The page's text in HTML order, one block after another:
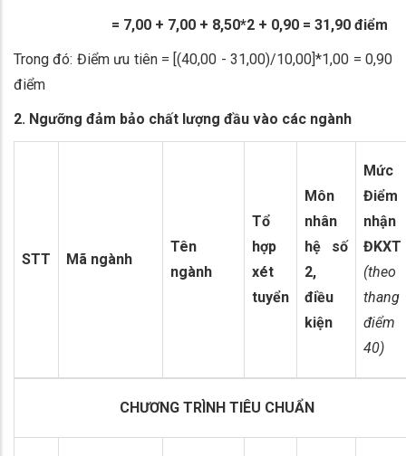
= 7,00 + 7,00 + 8,50*2 + 0,90 = 31,90 điểm
Trong đó: Điểm ưu tiên = [(40,00 - 31,00)/10,00]*1,00 = 0,90
điểm
2. Ngưỡng đảm bảo chất lượng đầu vào các ngành
STT Mã ngành
Tên
ngành
Tổ
hợp
xét
tuyển
Môn
nhân
hệ số
2,
điều
kiện
Mức
Điểm
nhận
ĐKXT
(theo
thang
điểm
40)
CHƯƠNG TRÌNH TIÊU CHUẨN